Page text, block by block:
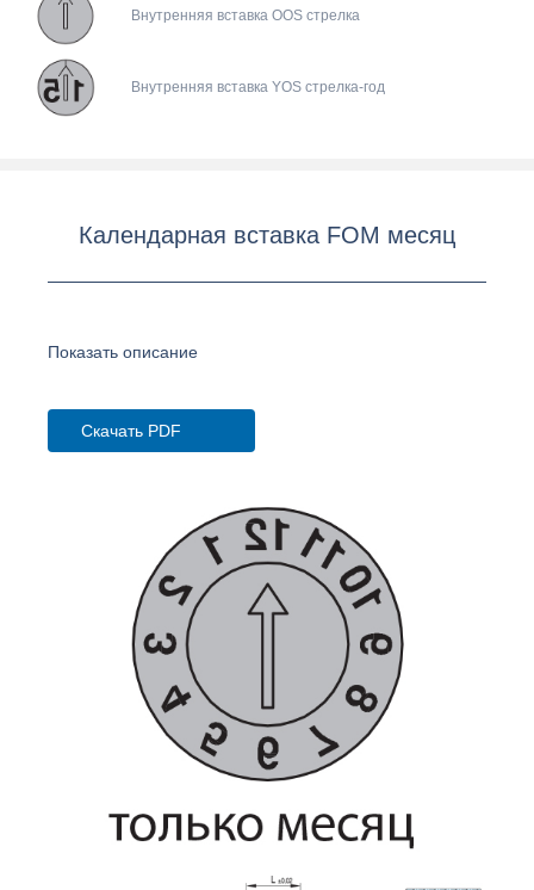
Внутренняя вставка OOS стрелка
Внутренняя вставка YOS стрелка-год
Календарная вставка FOM месяц
Показать описание
Скачать PDF